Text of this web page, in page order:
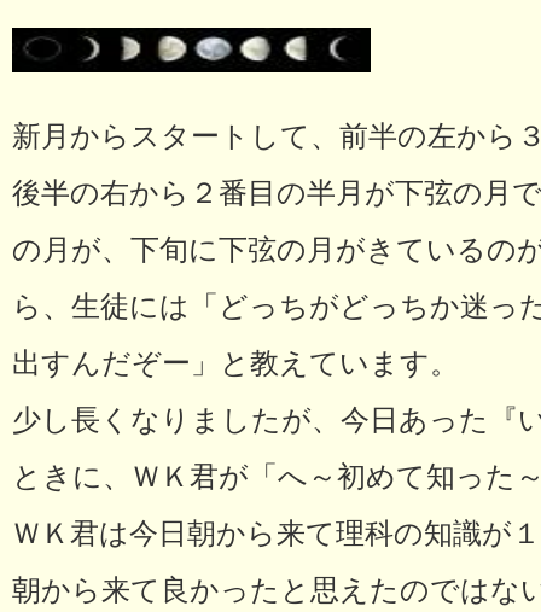
新月からスタートして、前半の左から
後半の右から２番目の半月が下弦の月
の月が、下旬に下弦の月がきているの
ら、生徒には「どっちがどっちか迷っ
出すんだぞー」と教えています。
少し長くなりましたが、今日あった『
ときに、ＷＫ君が「へ～初めて知った
ＷＫ君は今日朝から来て理科の知識が
朝から来て良かったと思えたのではな